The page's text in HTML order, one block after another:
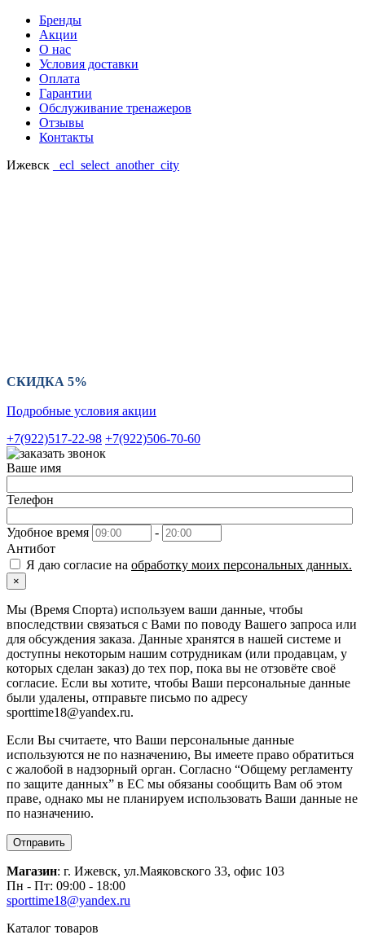
Бренды
Акции
О нас
Условия доставки
Оплата
Гарантии
Обслуживание тренажеров
Отзывы
Контакты
Ижевск
_ecl_select_another_city
СКИДКА 5%
Подробные условия акции
+7(922)517-22-98 +7(922)506-70-60
Ваше имя
Телефон
Удобное время
-
Антибот
Я даю согласие на обработку моих персональных данных.
×
Мы (Время Спорта) используем ваши данные, чтобы
впоследствии связаться с Вами по поводу Вашего запроса или
для обсуждения заказа. Данные хранятся в нашей системе и
доступны некоторым нашим сотрудникам (или продавцам, у
которых сделан заказ) до тех пор, пока вы не отзовёте своё
согласие. Если вы хотите, чтобы Ваши персональные данные
были удалены, отправьте письмо по адресу
sporttime18@yandex.ru.
Если Вы считаете, что Ваши персональные данные
используются не по назначению, Вы имеете право обратиться
с жалобой в надзорный орган. Согласно “Общему регламенту
по защите данных” в ЕС мы обязаны сообщить Вам об этом
праве, однако мы не планируем использовать Ваши данные не
по назначению.
Отправить
Магазин: г. Ижевск, ул.Маяковского 33, офис 103
Пн - Пт: 09:00 - 18:00
sporttime18@yandex.ru
Каталог товаров